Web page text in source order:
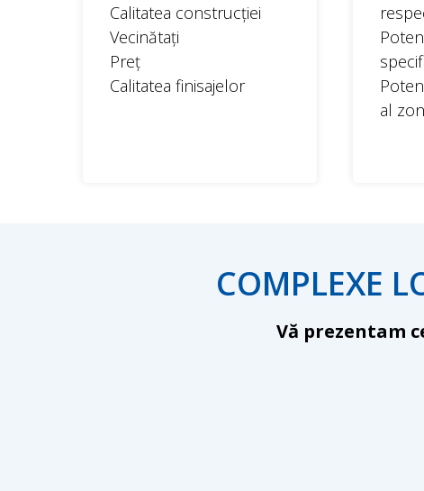
Calitatea construcției
Vecinătați
Preț
Calitatea finisajelor
al
COMPLEXE
Vă prezentam